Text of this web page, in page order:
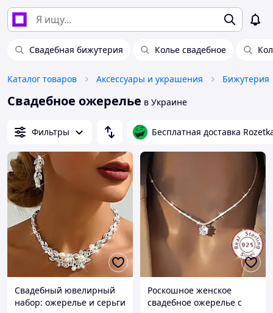
Свадебная бижутерия Колье свадебное
Каталог товаров Аксессуары и украшения Бижутерия
Свадебное ожерелье в Украине
Фильтры Бесплатная доставка
Свадебный ювелирный
набор: ожерелье и серьги
Роскошное женское
свадебное ожерелье с